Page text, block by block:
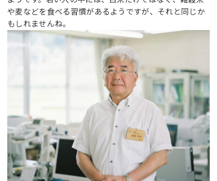
や麦などを食べる習慣があるようですが、それと同じか
もしれませんね。